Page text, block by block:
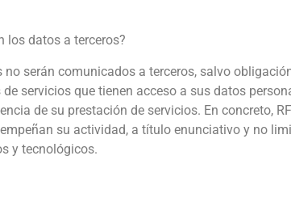
los datos a terceros?
serán comunicados a terceros, salvo
de servicios que tienen acceso a sus datos
de su prestación de servicios. En concreto,
su actividad, a título enunciativo y no
y tecnológicos.